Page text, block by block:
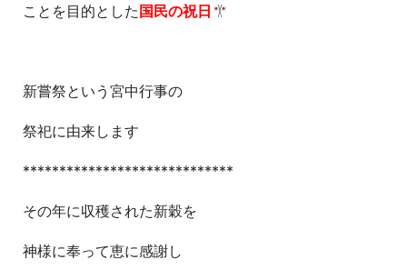
ことを目的とした国民の祝日
新嘗祭という宮中行事の
祭祀に由来します
*****************************
その年に収穫された新穀を
神様に奉って恵に感謝し